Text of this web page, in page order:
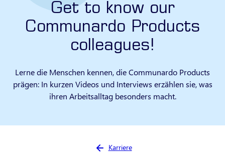
Get to know our
Communardo Products
colleagues!
Lerne die Menschen kennen, die Communardo Products
prägen: In kurzen Videos und Interviews erzählen sie, was
ihren Arbeitsalltag besonders macht.
Sie sind hier:
Karriere